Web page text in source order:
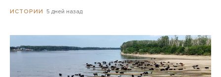
ИСТОРИИ 5 дней назад